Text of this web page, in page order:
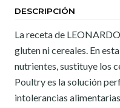
DESCRIPCIÓN
La receta de
gluten ni cereales. En
nutrientes, sustituye los
Poultry es la solución
intolerancias